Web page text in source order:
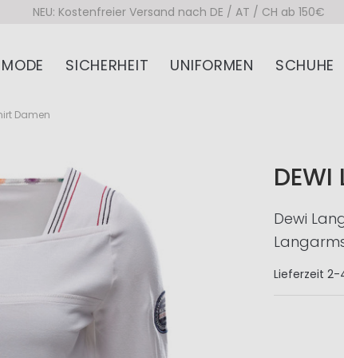
NEU: Kostenfreier Versand nach DE / AT / CH ab 150€
MODE SICHERHEIT UNIFORMEN SCHUHE
Damen
DEWI
Dewi
Lieferzeit 2-